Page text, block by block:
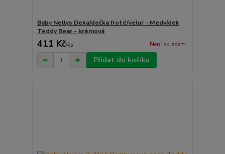
Baby Nellys Deka/dečka froté/velur - Medvídek
Teddy Bear - krémová
411 Kč/ks Není skladem
Přidat do košíku